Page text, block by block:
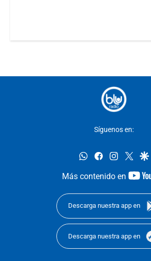
Síguenos en:
whatsappfacebookinstagram
Más contenido en
Descarga nuestra app en
Descarga nuestra app en